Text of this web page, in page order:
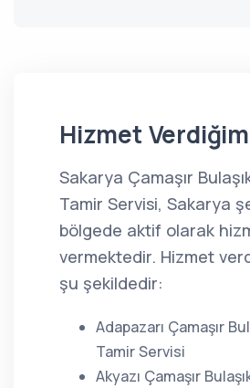
Hizmet
Sakarya Çamaşır
Tamir Servisi, Sakarya
bölgede aktif olarak
vermektedir. Hizmet
şu şekildedir:
Adapazarı Çamaşır
Tamir Servisi
Akyazı Çamaşır